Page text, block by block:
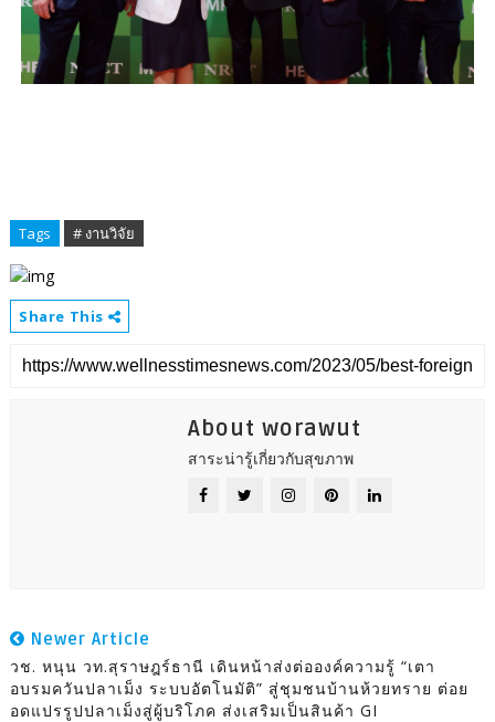
Tags # งานวิจัย
Share This
About worawut
สาระน่ารู้เกี่ยวกับสุขภาพ
Newer Article
วช. หนุน วท.สุราษฎร์ธานี เดินหน้าส่งต่อองค์ความรู้ “เตา
อบรมควันปลาเม็ง ระบบอัตโนมัติ” สู่ชุมชนบ้านห้วยทราย ต่อย
อดแปรรูปปลาเม็งสู่ผู้บริโภค ส่งเสริมเป็นสินค้า GI